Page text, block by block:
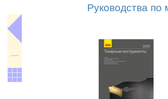
Руководства по
---